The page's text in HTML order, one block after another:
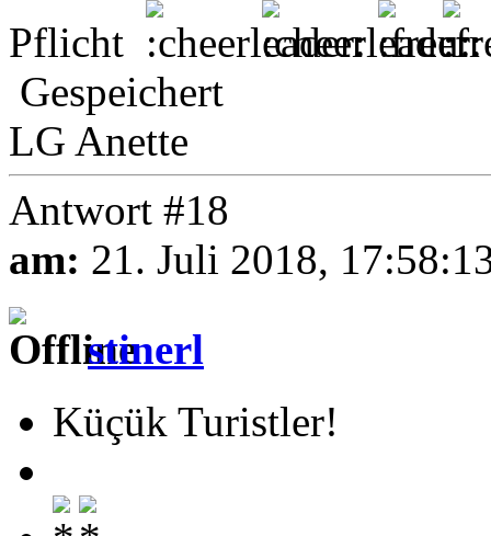
Pflicht
Gespeichert
LG Anette
Antwort #18
am: 21. Juli 2018,
stinerl
Küçük Turistler!